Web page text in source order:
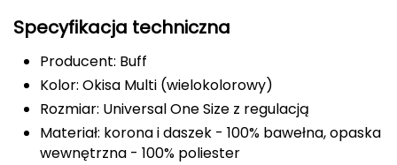
Deuter
Dolomite
Specyfikacja techniczna
Producent: Buff
Kolor: Okisa Multi (wielokolorowy)
Rozmiar: Universal One Size z regulacją
Materiał: korona i daszek - 100% bawełna, opaska
wewnętrzna - 100% poliester